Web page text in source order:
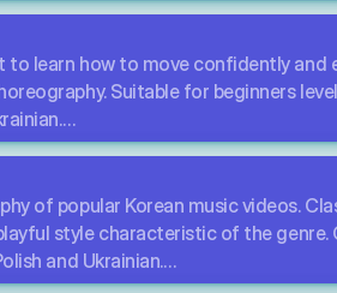
z groovem i stylem muzyki
i poziomów otwartych.
i ukraińskiego.
learn how to move confidently and
Suitable for beginners
chcą nauczyć się poruszać pewnie i
przyjazną dla początkujących.
z dodatkowym
of popular Korean music videos.
style characteristic of the genre.
and Ukrainian.